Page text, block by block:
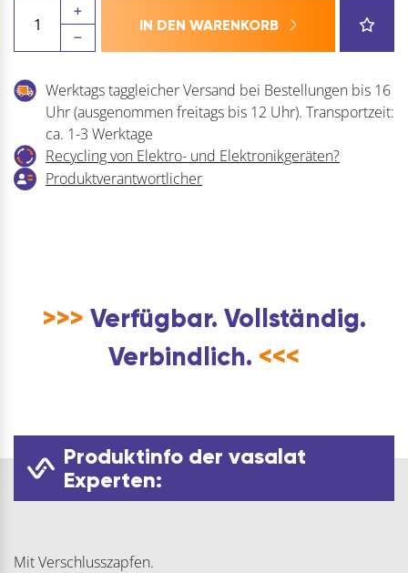
MM
D-
fix,
Kippschwinge,
15
mm,
(212119)
IN DEN WARENKORB
Werktags taggleicher Versand bei Bestellungen bis 16
Uhr (ausgenommen freitags bis 12 Uhr). Transportzeit:
ca. 1-3 Werktage
Recycling von Elektro- und Elektronikgeräten?
Produktverantwortlicher
>>> Verfügbar. Vollständig.
Verbindlich. <<<
Produktinfo der vasalat
Experten:
Mit Verschlusszapfen.